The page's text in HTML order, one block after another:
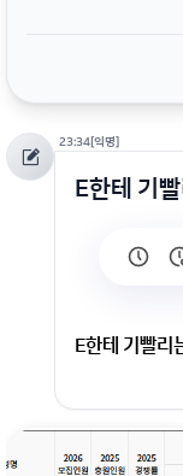
23:34[익명]
E한테 기
E한테 기빨리
회원가입 혹